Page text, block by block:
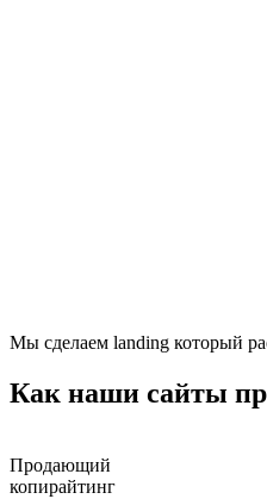
Мы сделаем landing который
Как наши сайты
Продающий
копирайтинг